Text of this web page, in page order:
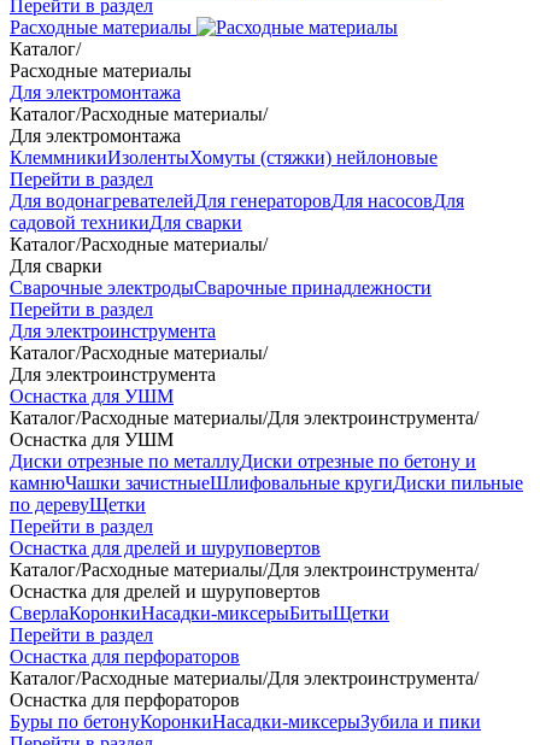
Перейти в раздел
Расходные материалы
Каталог/
Расходные материалы
Для электромонтажа
Каталог/Расходные материалы/
Для электромонтажа
КлеммникиИзолентыХомуты (стяжки) нейлоновые
Перейти в раздел
Для водонагревателейДля генераторовДля насосовДля
садовой техникиДля сварки
Каталог/Расходные материалы/
Для сварки
Сварочные электродыСварочные принадлежности
Перейти в раздел
Для электроинструмента
Каталог/Расходные материалы/
Для электроинструмента
Оснастка для УШМ
Каталог/Расходные материалы/Для электроинструмента/
Оснастка для УШМ
Диски отрезные по металлуДиски отрезные по бетону и
камнюЧашки зачистныеШлифовальные кругиДиски пильные
по деревуЩетки
Перейти в раздел
Оснастка для дрелей и шуруповертов
Каталог/Расходные материалы/Для электроинструмента/
Оснастка для дрелей и шуруповертов
СверлаКоронкиНасадки-миксерыБитыЩетки
Перейти в раздел
Оснастка для перфораторов
Каталог/Расходные материалы/Для электроинструмента/
Оснастка для перфораторов
Буры по бетонуКоронкиНасадки-миксерыЗубила и пики